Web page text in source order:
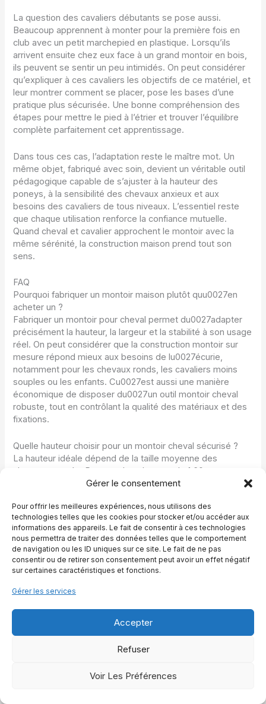
Gérer le consentement
Pour offrir les meilleures expériences, nous utilisons des
technologies telles que les cookies pour stocker et/ou accéder aux
informations des appareils. Le fait de consentir à ces technologies
nous permettra de traiter des données telles que le comportement
de navigation ou les ID uniques sur ce site. Le fait de ne pas
consentir ou de retirer son consentement peut avoir un effet négatif
sur certaines caractéristiques et fonctions.
Gérer les services
Accepter
Refuser
Voir Les Préférences
La question des cavaliers débutants se pose aussi.
Beaucoup apprennent à monter pour la première fois en
club avec un petit marchepied en plastique. Lorsqu’ils
arrivent ensuite chez eux face à un grand montoir en bois,
ils peuvent se sentir un peu intimidés. On peut considérer
qu’expliquer à ces cavaliers les objectifs de ce matériel, et
leur montrer comment se placer, pose les bases d’une
pratique plus sécurisée. Une bonne compréhension des
étapes pour mettre le pied à l’étrier et trouver l’équilibre
complète parfaitement cet apprentissage.
Dans tous ces cas, l’adaptation reste le maître mot. Un
même objet, fabriqué avec soin, devient un véritable outil
pédagogique capable de s’ajuster à la hauteur des
poneys, à la sensibilité des chevaux anxieux et aux
besoins des cavaliers de tous niveaux. L’essentiel reste
que chaque utilisation renforce la confiance mutuelle.
Quand cheval et cavalier approchent le montoir avec la
même sérénité, la construction maison prend tout son
sens.
FAQ
Pourquoi fabriquer un montoir maison plutôt quu0027en
acheter un ?
Fabriquer un montoir pour cheval permet du0027adapter
précisément la hauteur, la largeur et la stabilité à son usage
réel. On peut considérer que la construction montoir sur
mesure répond mieux aux besoins de lu0027écurie,
notamment pour les chevaux ronds, les cavaliers moins
souples ou les enfants. Cu0027est aussi une manière
économique de disposer du0027un outil montoir cheval
robuste, tout en contrôlant la qualité des matériaux et des
fixations.
Quelle hauteur choisir pour un montoir cheval sécurisé ?
La hauteur idéale dépend de la taille moyenne des
chevaux montés. Pour un cheval autour de 1,60 m au
garrot, une hauteur du0027environ 60 cm fonctionne bien.
de trouver un compromis qui limite lu0027effort du cavalier
sans rendre la montée inconfortable pour les plus petits
équidés. Lu0027important est que le cavalier puisse poser
le bassin dans la selle sans tirer fort sur le troussequin.
Comment apprendre au cheval à rester immobile au
Lu0027immobilité au montoir se construit par étapes. On
commence par désensibiliser le cheval à la présence du
montoir, puis on crée une association positive en y faisant
des pauses avec caresses et récompenses. Ensuite, on
ajoute des exercices préparatoires au sol comme le
En récompensant chaque arrêt calme à côté du montoir, le